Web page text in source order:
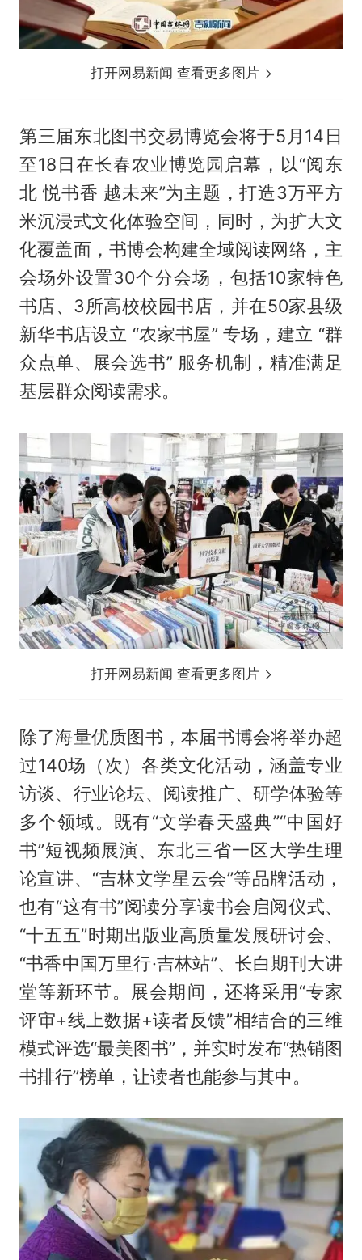
打开网易新闻 查看更多图片
第三届东北图书交易博览会将于5月14日
至18日在长春农业博览园启幕，以“阅东
北 悦书香 越未来”为主题，打造3万平方
米沉浸式文化体验空间，同时，为扩大文
化覆盖面，书博会构建全域阅读网络，主
会场外设置30个分会场，包括10家特色
书店、3所高校校园书店，并在50家县级
新华书店设立 “农家书屋” 专场，建立 “群
众点单、展会选书” 服务机制，精准满足
基层群众阅读需求。
打开网易新闻 查看更多图片
除了海量优质图书，本届书博会将举办超
过140场（次）各类文化活动，涵盖专业
访谈、行业论坛、阅读推广、研学体验等
多个领域。既有“文学春天盛典”“中国好
书”短视频展演、东北三省一区大学生理
论宣讲、“吉林文学星云会”等品牌活动，
也有“这有书”阅读分享读书会启阅仪式、
“十五五”时期出版业高质量发展研讨会、
“书香中国万里行·吉林站”、长白期刊大讲
堂等新环节。展会期间，还将采用“专家
评审+线上数据+读者反馈”相结合的三维
模式评选“最美图书”，并实时发布“热销图
书排行”榜单，让读者也能参与其中。